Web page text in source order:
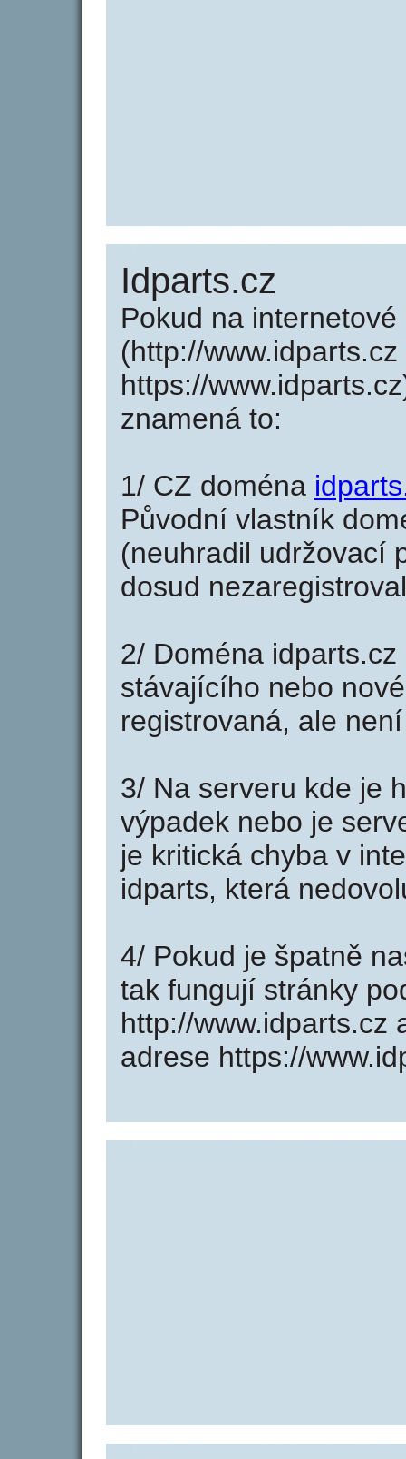
Idparts.cz
Pokud na
(http://
https://
znamená to:
1/ CZ doména
Původní vlastník
(neuhradil udržovací
dosud
2/ Doména
stávajícího nebo
registrovaná, ale
3/ Na serveru kde je
výpadek nebo je
je kritická chyba v
idparts, která
4/ Pokud je špatně
tak fungují stránky
http://www.idparts.cz
adrese https://